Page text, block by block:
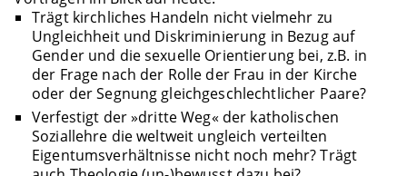
Trägt kirchliches Handeln nicht vielmehr zu
Ungleichheit und Diskriminierung in Bezug auf
Gender und die sexuelle Orientierung bei, z.B. in
der Frage nach der Rolle der Frau in der Kirche
oder der Segnung gleichgeschlechtlicher Paare?
Verfestigt der »dritte Weg« der katholischen
Soziallehre die weltweit ungleich verteilten
Eigentumsverhältnisse nicht noch mehr? Trägt